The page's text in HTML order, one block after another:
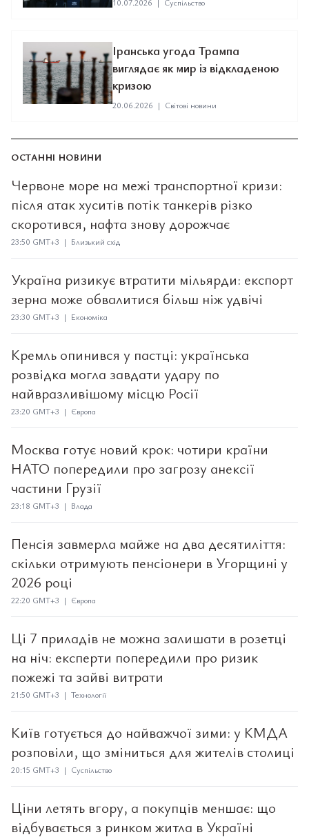
Іранська угода Трампа
виглядає як мир із відкладеною
кризою
20.06.2026 | Світові новини
ОСТАННІ НОВИНИ
Червоне море на межі транспортної кризи:
після атак хуситів потік танкерів різко
скоротився, нафта знову дорожчає
23:50 GMT+3 | Близький схід
Україна ризикує втратити мільярди: експорт
зерна може обвалитися більш ніж удвічі
23:30 GMT+3 | Економіка
Кремль опинився у пастці: українська
розвідка могла завдати удару по
найвразливішому місцю Росії
23:20 GMT+3 | Європа
Москва готує новий крок: чотири країни
НАТО попередили про загрозу анексії
частини Грузії
23:18 GMT+3 | Влада
Пенсія завмерла майже на два десятиліття:
скільки отримують пенсіонери в Угорщині у
2026 році
22:20 GMT+3 | Європа
Ці 7 приладів не можна залишати в розетці
на ніч: експерти попередили про ризик
пожежі та зайві витрати
21:50 GMT+3 | Технології
Київ готується до найважчої зими: у КМДА
розповіли, що зміниться для жителів столиці
20:15 GMT+3 | Суспільство
Ціни летять вгору, а покупців меншає: що
відбувається з ринком житла в Україні